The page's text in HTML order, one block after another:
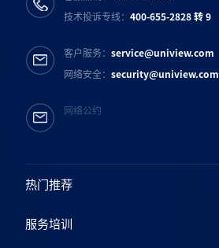
热门推荐
服务培训
技术投诉专线：400-655-2828 转 9
客户服务：service@uniview.com
网络安全：security@uniview.com
网络公约